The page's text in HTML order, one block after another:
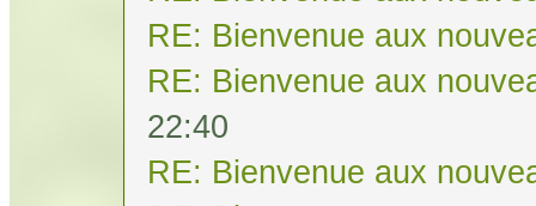
RE: Bienvenue aux
RE: Bienvenue aux
22:40
RE: Bienvenue aux